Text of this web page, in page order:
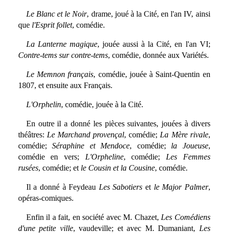
Le Blanc et le Noir, drame, joué à la Cité, en l'an IV, ainsi
que l'Esprit follet, comédie.
La Lanterne magique, jouée aussi à la Cité, en l'an VI;
Contre-tems sur contre-tems, comédie, donnée aux Variétés.
Le Memnon français, comédie, jouée à Saint-Quentin en
1807, et ensuite aux Français.
L'Orphelin, comédie, jouée à la Cité.
En outre il a donné les pièces suivantes, jouées à divers
théâtres: Le Marchand provençal, comédie; La Mère rivale,
comédie;Séraphine et Mendoce, comédie; la Joueuse,
comédie en vers; L'Orpheline, comédie; Les Femmes
rusées, comédie; et le Cousin et la Cousine, comédie.
Il a donné à Feydeau Les Sabotiers et le Major Palmer,
opéras-comiques.
Enfin il a fait, en société avec M. Chazet, Les Comédiens
d'une petite ville, vaudeville; et avec M. Dumaniant, Les